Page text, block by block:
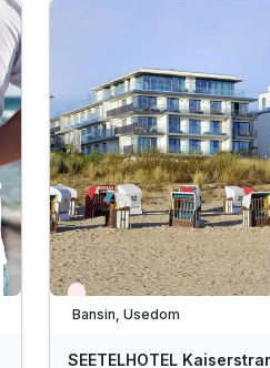
Wieder frei ab November
Bansin, Usedom
SEETELHOTEL